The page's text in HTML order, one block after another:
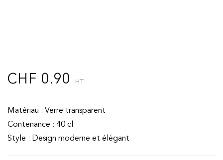
CHF 0.90 HT
Matériau : Verre transparent
Contenance : 40 cl
Style : Design moderne et élégant